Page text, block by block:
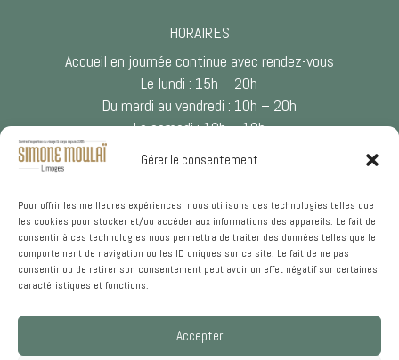
Gérer le consentement
Pour offrir les meilleures expériences, nous utilisons des technologies telles que
les cookies pour stocker et/ou accéder aux informations des appareils. Le fait de
consentir à ces technologies nous permettra de traiter des données telles que le
comportement de navigation ou les ID uniques sur ce site. Le fait de ne pas
consentir ou de retirer son consentement peut avoir un effet négatif sur certaines
caractéristiques et fonctions.
Accepter
HORAIRES
Accueil en journée continue avec rendez-vous
Le lundi : 15h – 20h
Du mardi au vendredi : 10h – 20h
Le samedi : 10h – 18h
NOUS CONTACTER
05 55 33 34 21